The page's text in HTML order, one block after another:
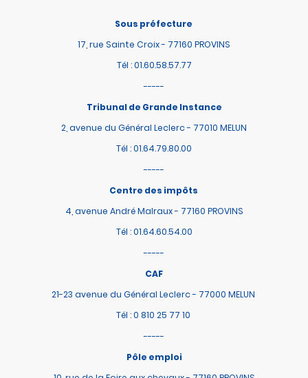
Sous préfecture
17, rue Sainte Croix - 77160 PROVINS
Tél : 01.60.58.57.77
-----
Tribunal de Grande Instance
2, avenue du Général Leclerc - 77010 MELUN
Tél : 01.64.79.80.00
-----
Centre des impôts
4, avenue André Malraux - 77160 PROVINS
Tél : 01.64.60.54.00
-----
CAF
21-23 avenue du Général Leclerc - 77000 MELUN
Tél : 0 810 25 77 10
-----
Pôle emploi